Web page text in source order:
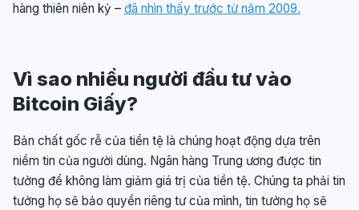
hàng thiên niên kỷ – đã nhìn thấy trước từ năm 2009.
Vì sao nhiều người đầu tư vào
Bitcoin Giấy?
Bản chất gốc rễ của tiền tệ là chúng hoạt động dựa trên
niềm tin của người dùng. Ngân hàng Trung ương được tin
tưởng để không làm giảm giá trị của tiền tệ. Chúng ta phải tin
tưởng họ sẽ bảo quyền riêng tư của mình, tin tưởng họ sẽ